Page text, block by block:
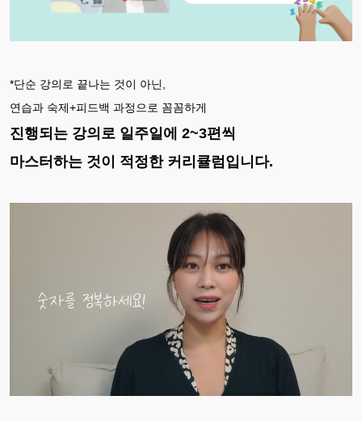
*단순 강의로 끝나는 것이 아닌,
연습과 숙제+피드백 과정으로 꼼꼼하게
진행되는 강의로 일주일에 2~3편씩
마스터하는 것이 적정한 커리큘럼입니다.